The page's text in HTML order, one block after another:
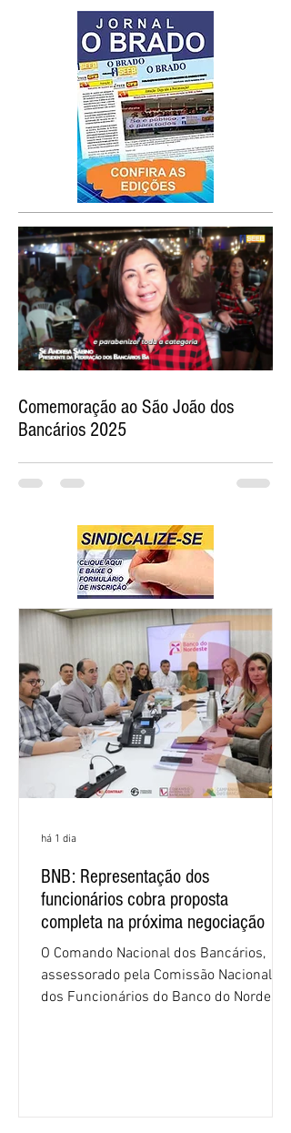
Comemoração ao São João dos
Bancários 2025
BNB: Representação dos
funcionários cobra proposta
completa na próxima negociação
O Comando Nacional dos Bancários,
assessorado pela Comissão Nacional
dos Funcionários do Banco do Nordeste
há 1 dia